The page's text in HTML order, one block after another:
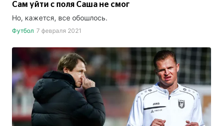
Сам уйти с поля Саша не смог
Но, кажется, все обошлось.
Футбол 7 февраля 2021